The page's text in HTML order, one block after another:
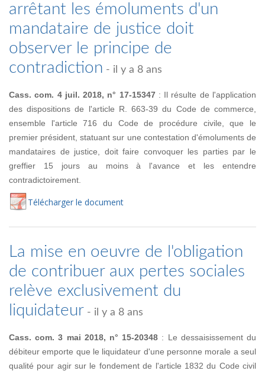
arrêtant les émoluments d'un
mandataire de justice doit
observer le principe de
contradiction - il y a 8 ans
Cass. com. 4 juil. 2018, n° 17-15347: Il résulte de l'application
des dispositions de l'article R. 663-39 du Code de commerce,
ensemble l'article 716 du Code de procédure civile, que le
premier président, statuant sur une contestation d'émoluments de
mandataires de justice, doit faire convoquer les parties par le
greffier 15 jours au moins à l'avance et les entendre
contradictoirement.
Télécharger le document
La mise en oeuvre de l'obligation
de contribuer aux pertes sociales
relève exclusivement du
liquidateur - il y a 8 ans
Cass. com. 3 mai 2018, n° 15-20348 : Le dessaisissement du
débiteur emporte que le liquidateur d'une personne morale a seul
qualité pour agir sur le fondement de l'article 1832 du Code civil